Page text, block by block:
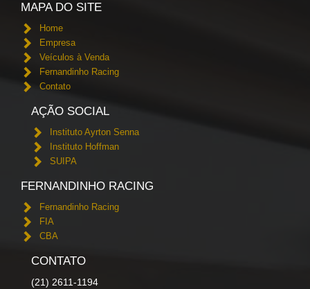
MAPA DO SITE
Home
Empresa
Veículos à Venda
Fernandinho Racing
Contato
AÇÃO SOCIAL
Instituto Ayrton Senna
Instituto Hoffman
SUIPA
FERNANDINHO RACING
Fernandinho Racing
FIA
CBA
CONTATO
(21) 2611-1194